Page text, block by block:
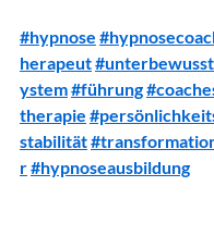
#hypnose
herapeut
ystem#führung
therapie
stabilität
r#hypnoseausbildung